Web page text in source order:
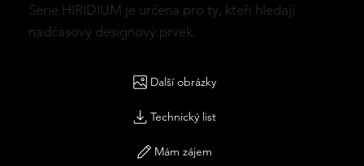
Série HIRIDIUM je určena pro ty, kteří hledají
nadčasový designový prvek.
Další obrázky
Technický list
Mám zájem